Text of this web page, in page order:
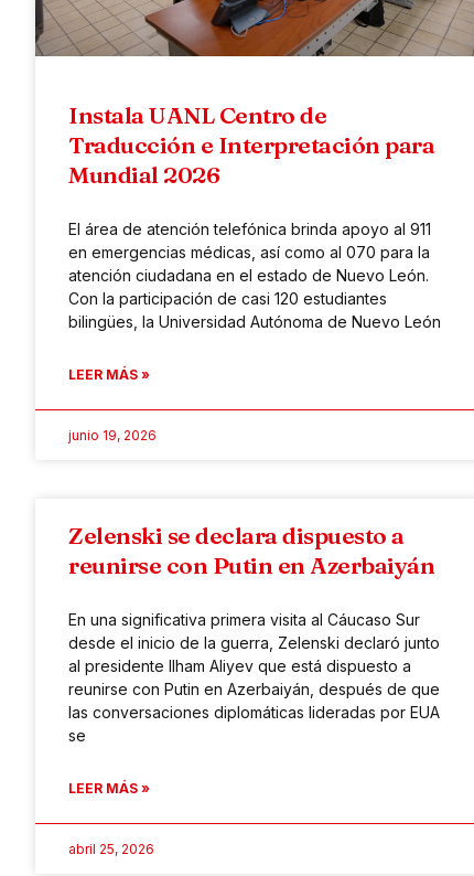
Instala UANL Centro de
Traducción e Interpretación para
Mundial 2026
El área de atención telefónica brinda apoyo al 911
en emergencias médicas, así como al 070 para la
atención ciudadana en el estado de Nuevo León.
Con la participación de casi 120 estudiantes
bilingües, la Universidad Autónoma de Nuevo León
LEER MÁS »
junio 19, 2026
Zelenski se declara dispuesto a
reunirse con Putin en Azerbaiyán
En una significativa primera visita al Cáucaso Sur
desde el inicio de la guerra, Zelenski declaró junto
al presidente Ilham Aliyev que está dispuesto a
reunirse con Putin en Azerbaiyán, después de que
las conversaciones diplomáticas lideradas por EUA
se
LEER MÁS »
abril 25, 2026